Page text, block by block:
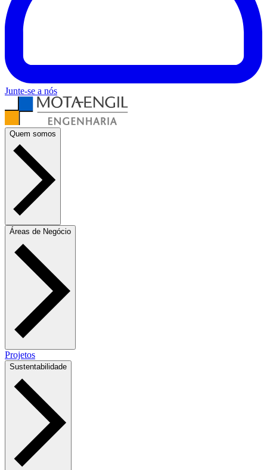
Junte-se a nós
Quem somos
Áreas de Negócio
Projetos
Sustentabilidade